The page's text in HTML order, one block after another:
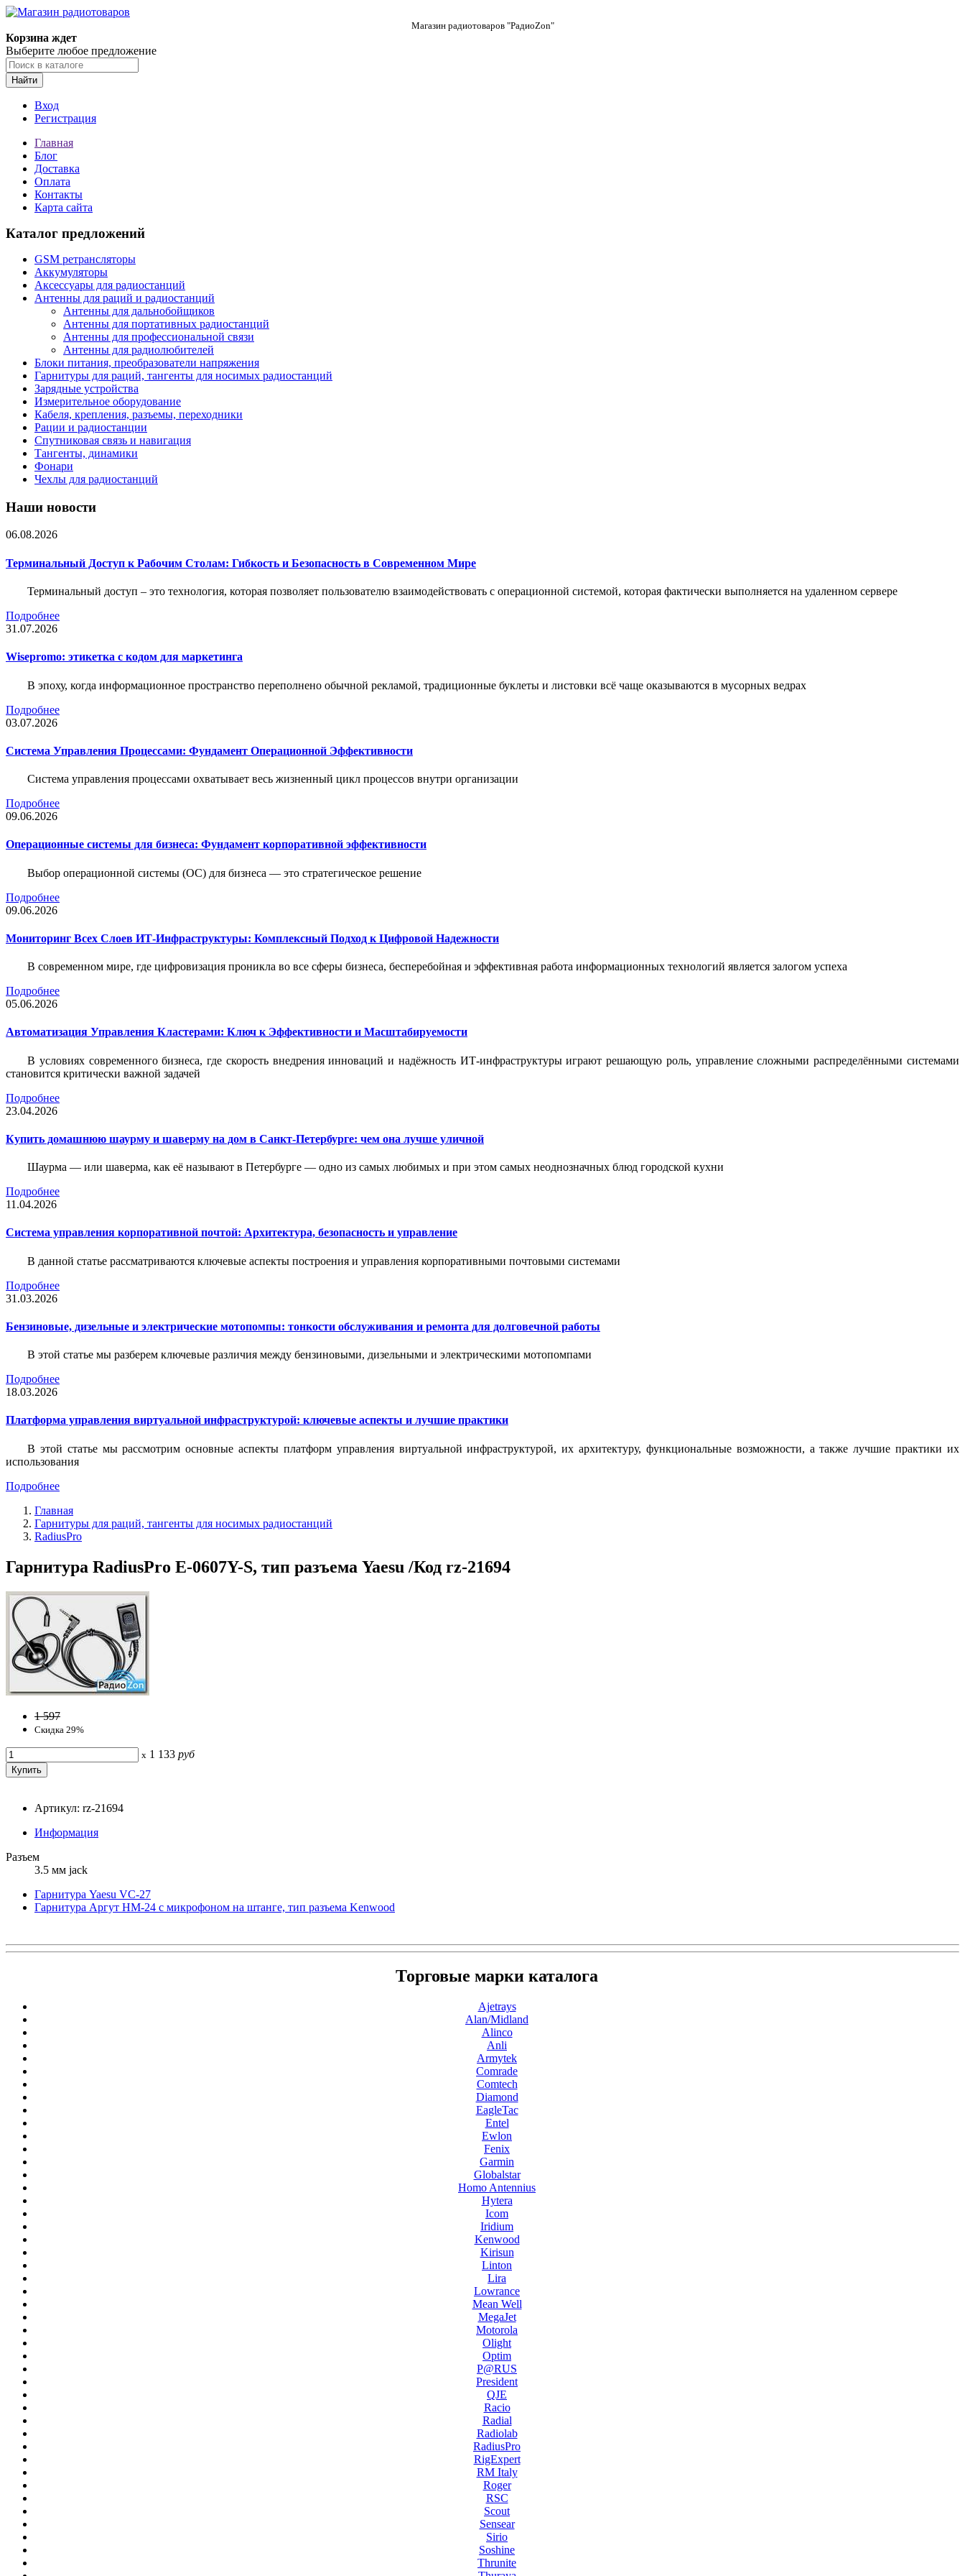
Магазин радиотоваров "РадиоZon"
Корзина ждет
Выберите любое предложение
Найти
Вход
Регистрация
Главная
Блог
Доставка
Оплата
Контакты
Карта сайта
Каталог предложений
GSM ретрансляторы
Аккумуляторы
Аксессуары для радиостанций
Антенны для раций и радиостанций
Антенны для дальнобойщиков
Антенны для портативных радиостанций
Антенны для профессиональной связи
Антенны для радиолюбителей
Блоки питания, преобразователи напряжения
Гарнитуры для раций, тангенты для носимых радиостанций
Зарядные устройства
Измерительное оборудование
Кабеля, крепления, разъемы, переходники
Рации и радиостанции
Спутниковая связь и навигация
Тангенты, динамики
Фонари
Чехлы для радиостанций
Наши новости
06.08.2026
Терминальный Доступ к Рабочим Столам: Гибкость и Безопасность в Современном Мире
Терминальный доступ – это технология, которая позволяет пользователю взаимодействовать с операционной системой, которая фактически выполняется на удаленном сервере
Подробнее
31.07.2026
Wisepromo: этикетка c кодом для маркетинга
В эпоху, когда информационное пространство переполнено обычной рекламой, традиционные буклеты и листовки всё чаще оказываются в мусорных ведрах
Подробнее
03.07.2026
Система Управления Процессами: Фундамент Операционной Эффективности
Система управления процессами охватывает весь жизненный цикл процессов внутри организации
Подробнее
09.06.2026
Операционные системы для бизнеса: Фундамент корпоративной эффективности
Выбор операционной системы (ОС) для бизнеса — это стратегическое решение
Подробнее
09.06.2026
Мониторинг Всех Слоев ИТ-Инфраструктуры: Комплексный Подход к Цифровой Надежности
В современном мире, где цифровизация проникла во все сферы бизнеса, бесперебойная и эффективная работа информационных технологий является залогом успеха
Подробнее
05.06.2026
Автоматизация Управления Кластерами: Ключ к Эффективности и Масштабируемости
В условиях современного бизнеса, где скорость внедрения инноваций и надёжность ИТ-инфраструктуры играют решающую роль, управление сложными распределёнными системами
становится критически важной задачей
Подробнее
23.04.2026
Купить домашнюю шаурму и шаверму на дом в Санкт-Петербурге: чем она лучше уличной
Шаурма — или шаверма, как её называют в Петербурге — одно из самых любимых и при этом самых неоднозначных блюд городской кухни
Подробнее
11.04.2026
Система управления корпоративной почтой: Архитектура, безопасность и управление
В данной статье рассматриваются ключевые аспекты построения и управления корпоративными почтовыми системами
Подробнее
31.03.2026
Бензиновые, дизельные и электрические мотопомпы: тонкости обслуживания и ремонта для долговечной работы
В этой статье мы разберем ключевые различия между бензиновыми, дизельными и электрическими мотопомпами
Подробнее
18.03.2026
Платформа управления виртуальной инфраструктурой: ключевые аспекты и лучшие практики
В этой статье мы рассмотрим основные аспекты платформ управления виртуальной инфраструктурой, их архитектуру, функциональные возможности, а также лучшие практики их
использования
Подробнее
Главная
Гарнитуры для раций, тангенты для носимых радиостанций
RadiusPro
Гарнитура RadiusPro E-0607Y-S, тип разъема Yaesu /Код rz-21694
1 597
Скидка 29%
x 1 133 руб
Артикул: rz-21694
Информация
Разъем
3.5 мм jack
Гарнитура Yaesu VC-27
Гарнитура Аргут HM-24 с микрофоном на штанге, тип разъема Kenwood
Торговые марки каталога
Ajetrays
Alan/Midland
Alinco
Anli
Armytek
Comrade
Comtech
Diamond
EagleTac
Entel
Ewlon
Fenix
Garmin
Globalstar
Homo Antennius
Hytera
Icom
Iridium
Kenwood
Kirisun
Linton
Lira
Lowrance
Mean Well
MegaJet
Motorola
Olight
Optim
P@RUS
President
QJE
Racio
Radial
Radiolab
RadiusPro
RigExpert
RM Italy
Roger
RSC
Scout
Sensear
Sirio
Soshine
Thrunite